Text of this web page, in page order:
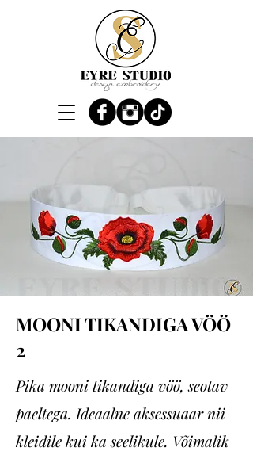
MOONI TIKANDIGA VÖÖ
2
Pika mooni tikandiga vöö, seotav
paeltega. Ideaalne aksessuaar nii
kleidile kui ka seelikule. Võimalik